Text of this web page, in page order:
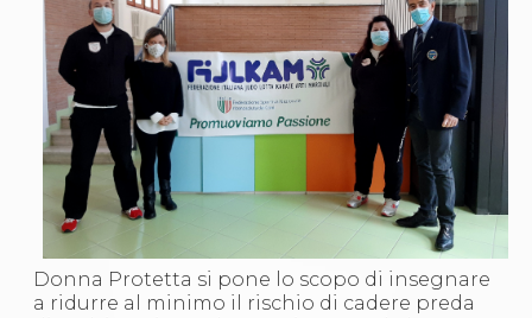
Sportello Fiscale
News
Modulistica
FAQ
Quesiti fiscali
Sostenibilità
Donna Protetta si pone lo scopo di insegnare
a ridurre al minimo il rischio di cadere preda